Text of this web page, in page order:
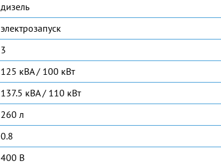
дизель
электрозапуск
3
125 кВА / 100 кВт
137.5 кВА / 110 кВт
260 л
0.8
400 В